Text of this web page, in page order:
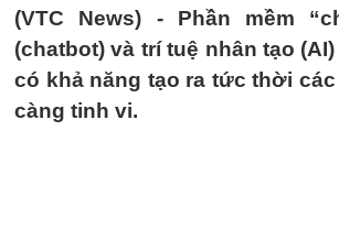
(VTC News) - Phần mềm
(chatbot) và trí tuệ nhân tạo
có khả năng tạo ra tức thời
càng tinh vi.